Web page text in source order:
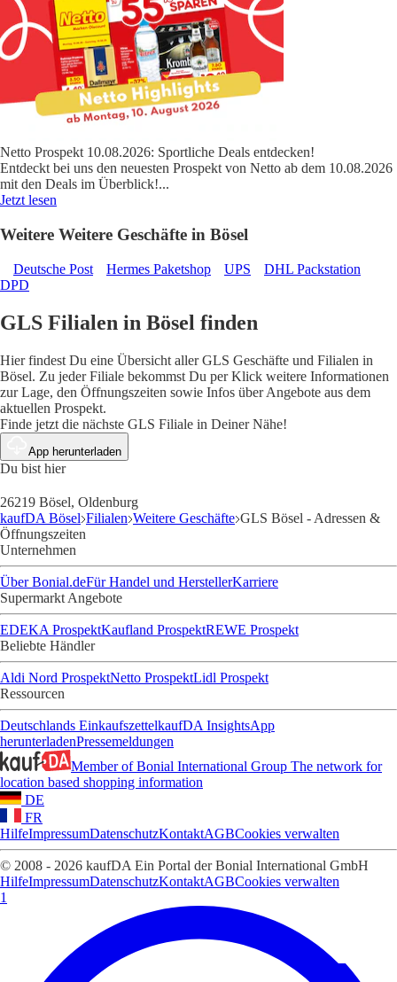
Netto Prospekt 10.08.2026: Sportliche Deals entdecken!
Entdeckt bei uns den neuesten Prospekt von Netto ab dem 10.08.2026
mit den Deals im Überblick!...
Jetzt lesen
Weitere Weitere Geschäfte in Bösel
Deutsche Post Hermes Paketshop UPS
DHL Packstation
DPD
GLS Filialen in Bösel finden
Hier findest Du eine Übersicht aller GLS Geschäfte und Filialen in
Bösel. Zu jeder Filiale bekommst Du per Klick weitere Informationen
zur Lage, den Öffnungszeiten sowie Infos über Angebote aus dem
aktuellen Prospekt.
Finde jetzt die nächste GLS Filiale in Deiner Nähe!
App herunterladen
Du bist hier
26219 Bösel, Oldenburg
kaufDA Bösel Filialen Weitere Geschäfte GLS Bösel - Adressen &
Öffnungszeiten
Unternehmen
Über Bonial.deFür Handel und HerstellerKarriere
Supermarkt Angebote
EDEKA ProspektKaufland ProspektREWE Prospekt
Beliebte Händler
Aldi Nord ProspektNetto ProspektLidl Prospekt
Ressourcen
Deutschlands EinkaufszettelkaufDA InsightsApp
herunterladenPressemeldungen
Member of Bonial International Group The network for
location based shopping information
DE
FR
HilfeImpressumDatenschutzKontaktAGBCookies verwalten
© 2008 - 2026 kaufDA Ein Portal der Bonial International GmbH
HilfeImpressumDatenschutzKontaktAGBCookies verwalten
1